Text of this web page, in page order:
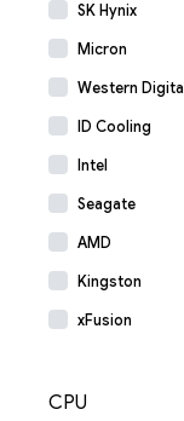
SK Hynix
Micron
Western Digital
ID Cooling
Intel
Seagate
AMD
Kingston
xFusion
CPU